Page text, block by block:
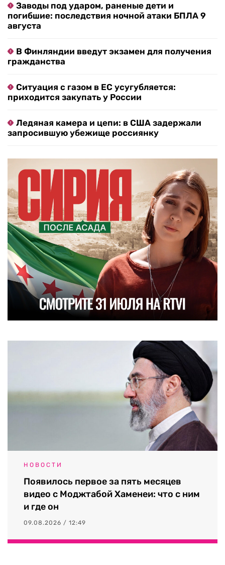
Заводы под ударом, раненые дети и
погибшие: последствия ночной атаки БПЛА 9
августа
В Финляндии введут экзамен для получения
гражданства
Ситуация с газом в ЕС усугубляется:
приходится закупать у России
Ледяная камера и цепи: в США задержали
запросившую убежище россиянку
НОВОСТИ
Появилось первое за пять месяцев
видео с Моджтабой Хаменеи: что с ним
и где он
09.08.2026 / 12:49